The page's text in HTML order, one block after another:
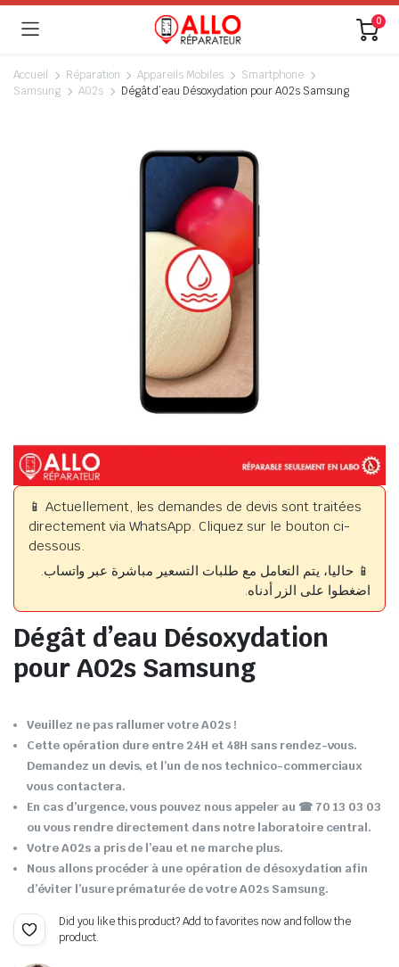
0
Accueil Réparation Appareils Mobiles
Smartphone
Samsung
A02s Dégât d’eau Désoxydation pour A02s Samsung
📱 Actuellement, les demandes de devis sont traitées
directement via WhatsApp. Cliquez sur le bouton ci-
dessous.
📱 حاليا، يتم التعامل مع طلبات التسعير مباشرة عبر واتساب.
اضغطوا على الزر أدناه.
Dégât d’eau Désoxydation
pour A02s Samsung
Veuillez ne pas rallumer votre A02s !
Cette opération dure entre 24H et 48H sans rendez-vous.
Demandez un devis, et l’un de nos technico-commerciaux
vous contactera.
En cas d’urgence, vous pouvez nous appeler au ☎ 70 13 03 03
ou vous rendre directement dans notre laboratoire central.
Votre A02s a pris de l’eau et ne marche plus.
Nous allons procéder à une opération de désoxydation afin
d’éviter l’usure prématurée de votre A02s Samsung.
Did you like this product? Add to favorites now and follow the
product.